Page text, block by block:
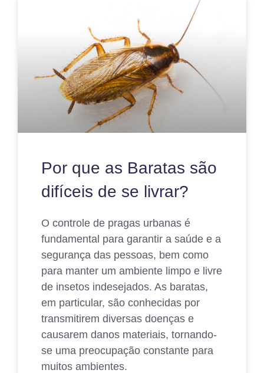
Por que as Baratas são
difíceis de se livrar?
O controle de pragas urbanas é
fundamental para garantir a saúde e a
segurança das pessoas, bem como
para manter um ambiente limpo e livre
de insetos indesejados. As baratas,
em particular, são conhecidas por
transmitirem diversas doenças e
causarem danos materiais, tornando-
se uma preocupação constante para
muitos ambientes.